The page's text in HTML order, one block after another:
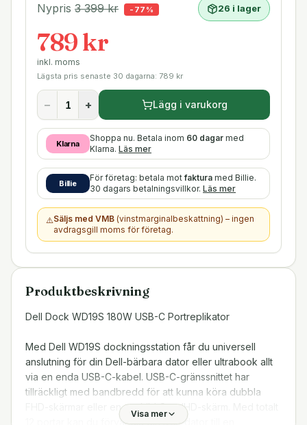
Nypris 3 399kr - 77 % 26 i lager
789 kr
inkl. moms
Lägsta pris senaste 30 dagarna: 789 kr
− + Lägg i varukorg
Klarna
Shoppa nu. Betala inom 60 dagar med
Klarna. Läs mer
Billie
För företag: betala motfaktura med Billie.
30 dagars betalningsvillkor. Läs mer
⚠️Säljs med VMB (vinstmarginalbeskattning) – ingen
avdragsgill moms för företag.
Produktbeskrivning
Dell Dock WD19S 180W USB-C Portreplikator
Med Dell WD19S dockningsstation får du universell
anslutning för din Dell-bärbara dator eller ultrabook allt
via en enda USB-C-kabel. USB-C-gränssnittet har
tillräckligt med bandbredd för att kunna köra dubbla
FHD-skärmar eller en enskild QuadHD-skärm. Med totalt
12 portar kan du förvandla din Dell-dator till en
Visa mer